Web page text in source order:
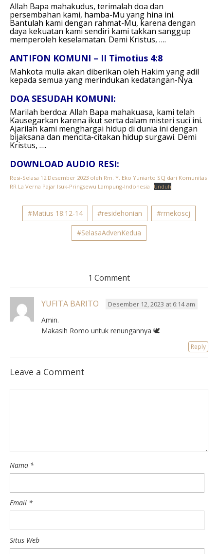
Allah Bapa mahakudus, terimalah doa dan
persembahan kami, hamba-Mu yang hina ini.
Bantulah kami dengan rahmat-Mu, karena dengan
daya kekuatan kami sendiri kami takkan sanggup
memperoleh keselamatan. Demi Kristus, ….
ANTIFON KOMUNI – II Timotius 4:8
Mahkota mulia akan diberikan oleh Hakim yang adil
kepada semua yang merindukan kedatangan-Nya.
DOA SESUDAH KOMUNI:
Marilah berdoa: Allah Bapa mahakuasa, kami telah
Kausegarkan karena ikut serta dalam misteri suci ini.
Ajarilah kami menghargai hidup di dunia ini dengan
bijaksana dan mencita-citakan hidup surgawi. Demi
Kristus, ….
DOWNLOAD AUDIO RESI:
Resi-Selasa 12 Desember 2023 oleh Rm. Y. Eko Yuniarto SCJ dari Komunitas
RR La Verna Pajar Isuk-Pringsewu Lampung-Indonesia
Unduh
#Matius 18:12-14 #residehonian #rmekoscj
#SelasaAdvenKedua
1 Comment
YUFITA BARITO Desember 12, 2023 at 6:14 am
Amin.
Makasih Romo untuk renungannya 🕊
Reply
Leave a Comment
Nama *
Email *
Situs Web